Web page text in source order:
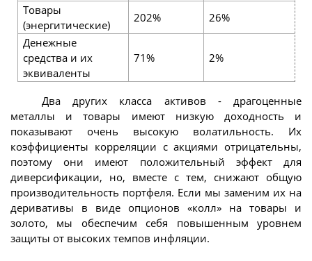
Товары
(энергитические)
202% 26%
Денежные
средства и их
эквиваленты
71% 2%
Два других класса активов - драгоценные
металлы и товары имеют низкую доходность и
показывают очень высокую волатильность. Их
коэффициенты корреляции с акциями отрицательны,
поэтому они имеют положительный эффект для
диверсификации, но, вместе с тем, снижают общую
производительность портфеля. Если мы заменим их на
деривативы в виде опционов «колл» на товары и
золото, мы обеспечим себя повышенным уровнем
защиты от высоких темпов инфляции.